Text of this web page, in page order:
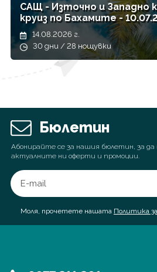
САЩ - Източно и Западно
круиз по
14.08.2026 г.
30 дни / 28 нощувки
Бюлетин
Абонирайте се за нашия бюлетин, за да
актуалните ни оферти и промоции.
Моля, прочетете нашата Политика